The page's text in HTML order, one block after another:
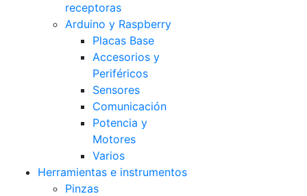
receptoras
Arduino y Raspberry
Placas Base
Accesorios y
Periféricos
Sensores
Comunicación
Potencia y
Motores
Varios
Herramientas e instrumentos
Pinzas